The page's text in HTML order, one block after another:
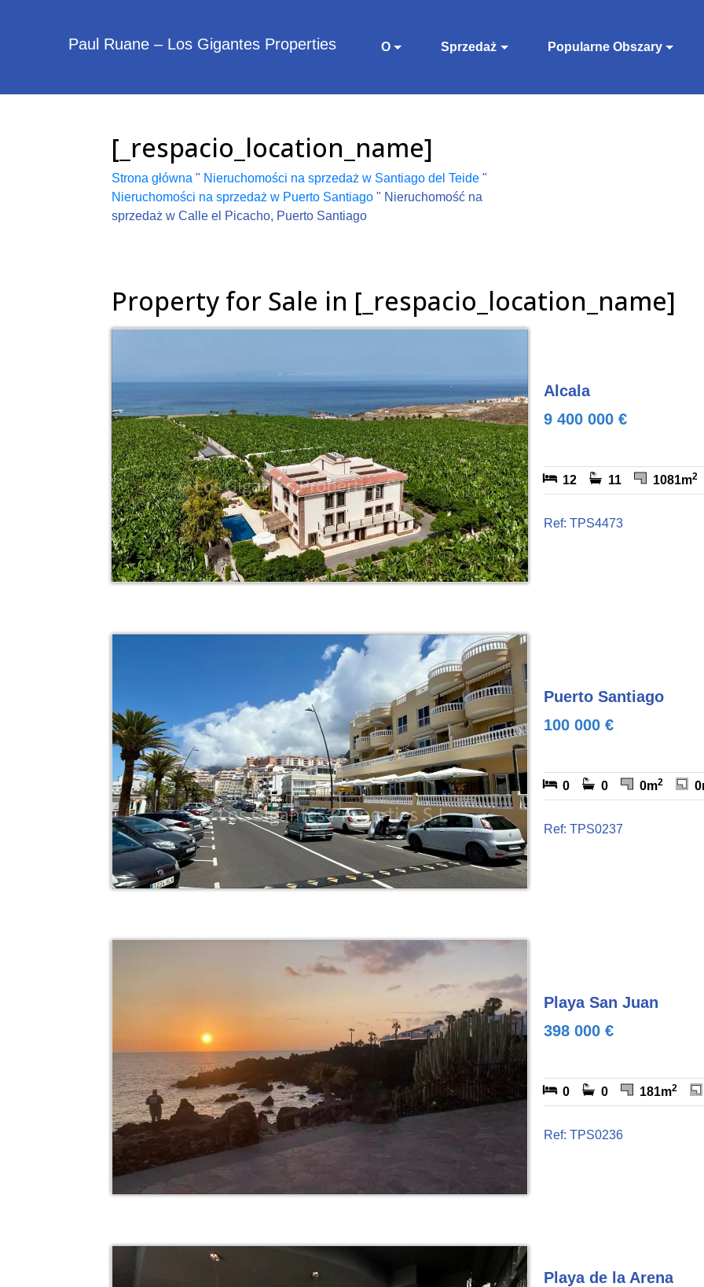
Paul Ruane – Los Gigantes Properties O Sprzedaż Popularne Obszary
[_respacio_location_name]
Strona główna " Nieruchomości na sprzedaż w Santiago del Teide "
Nieruchomości na sprzedaż w Puerto Santiago " Nieruchomość na
sprzedaż w Calle el Picacho, Puerto Santiago
Property for Sale in [_respacio_location_name]
Alcala
9 400 000 €
12 11 1081m2
Ref: TPS4473
Puerto Santiago
100 000 €
0 0 0m2
Ref: TPS0237
Playa San Juan
398 000 €
0 0 181m2
Ref: TPS0236
Playa de la Arena